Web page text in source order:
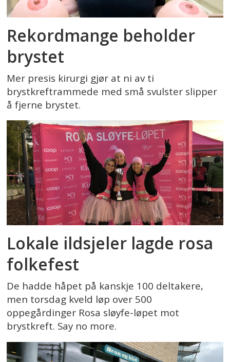
Rekordmange beholder
brystet
Mer presis kirurgi gjør at ni av ti
brystkreftrammede med små svulster slipper
å fjerne brystet.
Lokale ildsjeler lagde rosa
folkefest
De hadde håpet på kanskje 100 deltakere,
men torsdag kveld løp over 500
oppegårdinger Rosa sløyfe-løpet mot
brystkreft. Say no more.